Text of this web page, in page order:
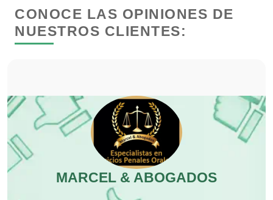
Clubes Deportivos
Combustibles y Lubricantes
Compresores de aire
Computadoras
CONOCE LAS OPINIONES DE
NUESTROS CLIENTES:
MARCEL & ABOGADOS